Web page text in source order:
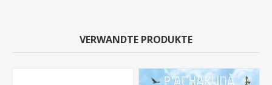
VERWANDTE PRODUKTE